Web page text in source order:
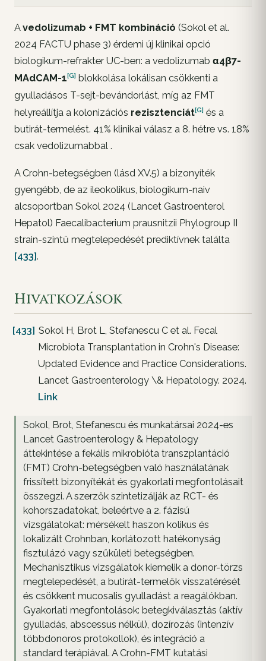
Avedolizumab + FMT kombináció (Sokol et al.
2024 FACTU phase 3) érdemi új klinikai opció
biologikum-refrakter UC-ben: a vedolizumab α4β7-
MAdCAM-1[G] blokkolása lokálisan csökkenti a
gyulladásos T-sejt-bevándorlást, míg az FMT
helyreállítja a kolonizációs rezisztenciát[G] és a
butirát-termelést. 41% klinikai válasz a 8. hétre vs. 18%
csak vedolizumabbal .
A Crohn-betegségben (lásd XV.5) a bizonyíték
gyengébb, de az ileokolikus, biologikum-naiv
alcsoportban Sokol 2024 (Lancet Gastroenterol
Hepatol) Faecalibacterium prausnitzii Phylogroup II
strain-szintű megtelepedését prediktívnek találta
[433].
Hivatkozások
[433] Sokol H, Brot L, Stefanescu C et al. Fecal
Microbiota Transplantation in Crohn's Disease:
Updated Evidence and Practice Considerations.
Lancet Gastroenterology \& Hepatology. 2024.
Link
Sokol, Brot, Stefanescu és munkatársai 2024-es
Lancet Gastroenterology & Hepatology
áttekintése a fekális mikrobióta transzplantáció
(FMT) Crohn-betegségben való használatának
frissített bizonyítékát és gyakorlati megfontolásait
összegzi. A szerzők szintetizálják az RCT- és
kohorszadatokat, beleértve a 2. fázisú
vizsgálatokat: mérsékelt haszon kolikus és
lokalizált Crohnban, korlátozott hatékonyság
fisztulázó vagy szűkületi betegségben.
Mechanisztikus vizsgálatok kiemelik a donor-törzs
megtelepedését, a butirát-termelők visszatérését
és csökkent mucosalis gyulladást a reagálókban.
Gyakorlati megfontolások: betegkiválasztás (aktív
gyulladás, abscessus nélkül), dozírozás (intenzív
többdonoros protokollok), és integráció a
standard terápiával. A Crohn-FMT kutatási